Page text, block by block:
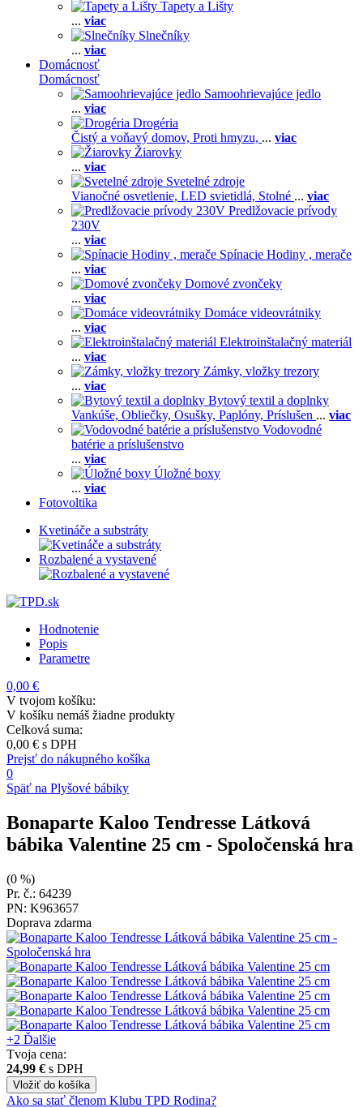
Tapety a Lišty
... viac
Slnečníky
... viac
Domácnosť
Domácnosť
Samoohrievajúce jedlo
... viac
Drogéria
Čistý a voňavý domov, Proti hmyzu, ... viac
Žiarovky
... viac
Svetelné zdroje
Vianočné osvetlenie, LED svietidlá, Stolné ... viac
Predlžovacie prívody
230V
... viac
Spínacie Hodiny , merače
... viac
Domové zvončeky
... viac
Domáce videovrátniky
... viac
Elektroinštalačný materiál
... viac
Zámky, vložky trezory
... viac
Bytový textil a doplnky
Vankúše, Obliečky, Osušky, Paplóny, Príslušen ... viac
Vodovodné
batérie a príslušenstvo
... viac
Úložné boxy
... viac
Fotovoltika
Kvetináče a substráty
Rozbalené a vystavené
Hodnotenie
Popis
Parametre
0,00 €
V tvojom košíku:
V košíku nemáš žiadne produkty
Celková suma:
0,00 € s DPH
Prejsť do nákupného košíka
0
Späť na Plyšové bábiky
Bonaparte Kaloo Tendresse Látková
bábika Valentine 25 cm - Spoločenská hra
(0 %)
Pr. č.: 64239
PN: K963657
Doprava zdarma
+2 Ďalšie
Tvoja cena:
24,99 € s DPH
Vložiť do košíka
Ako sa stať členom Klubu TPD Rodina?